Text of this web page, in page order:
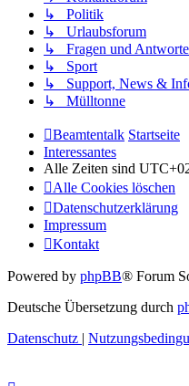
↳ Politik
↳ Urlaubsforum
↳ Fragen und
↳ Sport
↳ Support, News &
↳ Mülltonne
Beamtentalk Startseite
Interessantes
Alle Zeiten sind
Alle Cookies löschen
Datenschutzerklärung
Impressum
Kontakt
Powered by phpBB® Forum
Deutsche Übersetzung durch
Datenschutz |